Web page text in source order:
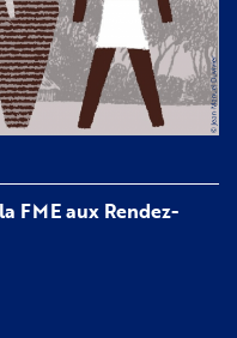
FME aux Rendez-